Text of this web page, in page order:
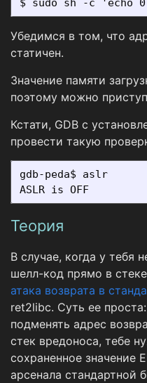
Убедимся в том, что
статичен.
Значение памяти
поэтому можно
Кстати, GDB с
провести такую
gdb-peda$ aslr
Теория
В случае, когда у тебя
шелл-код прямо в
атака возврата в
ret2libc. Суть ее
подменять адрес
стек вредоноса, тебе
сохраненное значение
арсенала стандартной